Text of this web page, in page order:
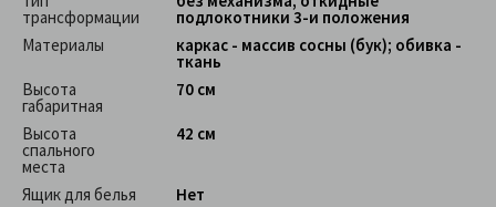
трансформации
подлокотники 3-и положения
Материалы
каркас - массив сосны (бук); обивка -
ткань
Высота
габаритная
70 см
Высота
спального
места
42 см
Ящик для белья
Нет